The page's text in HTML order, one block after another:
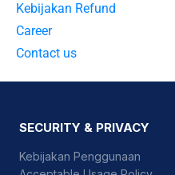
Kebijakan Refund
Career
Contact us
SECURITY & PRIVACY
Kebijakan Penggunaan